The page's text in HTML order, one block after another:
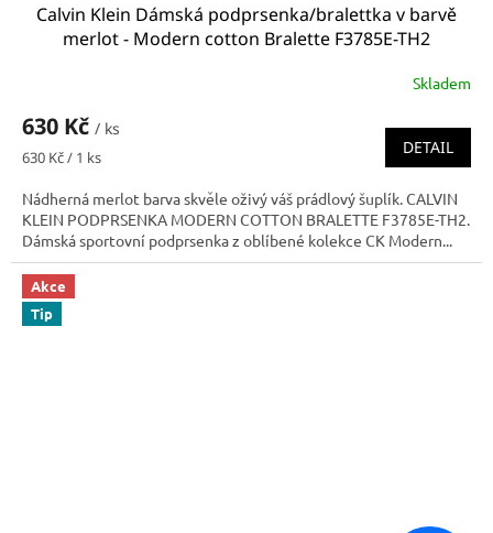
Calvin Klein Dámská podprsenka/bralettka v barvě
merlot - Modern cotton Bralette F3785E-TH2
Skladem
630 Kč / ks
Měrná
630 Kč / 1 ks DETAIL
Nádherná merlot barva skvěle oživý váš prádlový šuplík. CALVIN
KLEIN PODPRSENKA MODERN COTTON BRALETTE F3785E-TH2.
Dámská sportovní podprsenka z oblíbené kolekce CK Modern...
Akce
Tip